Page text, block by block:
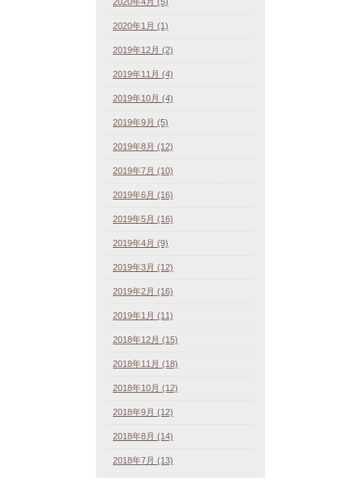
2020年1月 (1)
2019年12月 (2)
2019年11月 (4)
2019年10月 (4)
2019年9月 (5)
2019年8月 (12)
2019年7月 (10)
2019年6月 (16)
2019年5月 (16)
2019年4月 (9)
2019年3月 (12)
2019年2月 (16)
2019年1月 (11)
2018年12月 (15)
2018年11月 (18)
2018年10月 (12)
2018年9月 (12)
2018年8月 (14)
2018年7月 (13)